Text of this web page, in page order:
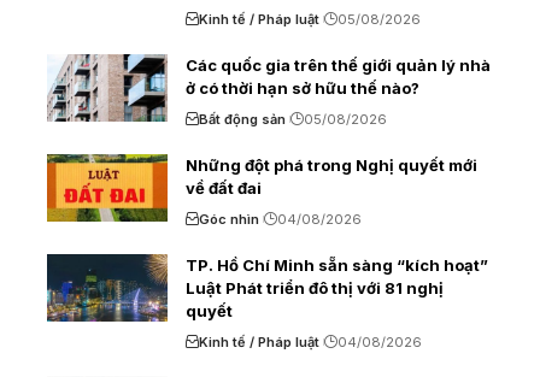
Kinh tế / Pháp luật 05/08/2026
Các quốc gia trên thế giới quản lý nhà
ở có thời hạn sở hữu thế nào?
Bất động sản 05/08/2026
Những đột phá trong Nghị quyết mới
về đất đai
Góc nhìn 04/08/2026
TP. Hồ Chí Minh sẵn sàng “kích hoạt”
Luật Phát triển đô thị với 81 nghị
quyết
Kinh tế / Pháp luật 04/08/2026